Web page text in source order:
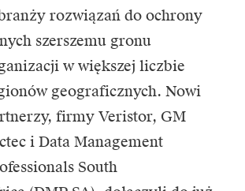
rozwiązań do ochrony
szerszemu gronu
w większej liczbie
geograficznych. Nowi
firmy Veristor, GM
i Data Management
South